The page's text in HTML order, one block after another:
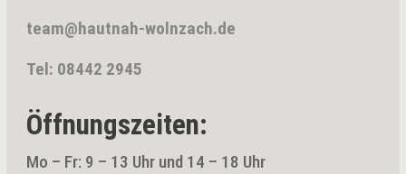
team@hautnah-wolnzach.de
Tel: 08442 2945
Öffnungszeiten:
Mo – Fr: 9 – 13 Uhr und 14 – 18 Uhr